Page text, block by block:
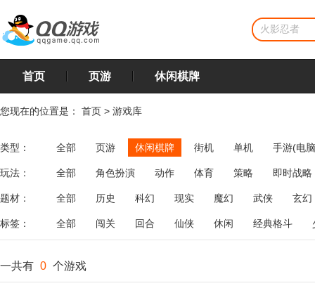
首页 页游 休闲棋牌
您现在的位置是： 首页 > 游戏库
类型： 全部 页游 休闲棋牌 街机 单机 手游(电
玩法： 全部 角色扮演 动作 体育 策略
即时战略
飞行
恋爱 第三人称射击 棋类 牌类 麻将
题材： 全部 历史 科幻 现实 魔幻 武侠 玄幻
标签： 全部 闯关 回合 仙侠 休闲 经典格斗
一共有 0 个游戏